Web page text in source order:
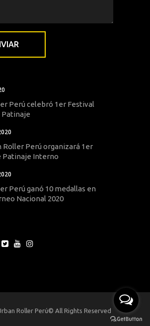
Perú celebró 1er Festival
Roller Perú organizará 1er
Patinaje Interno
Perú ganó 10 medallas en
Nacional 2020
Roller Perú© All Rights Reserved